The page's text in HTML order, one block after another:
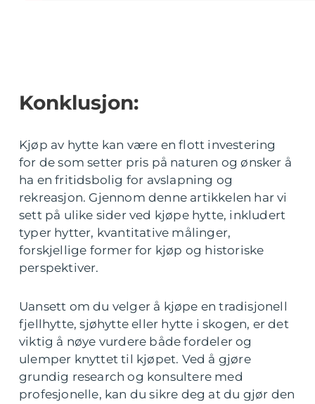
Konklusjon:
Kjøp av hytte kan være en flott investering
for de som setter pris på naturen og ønsker å
ha en fritidsbolig for avslapning og
rekreasjon. Gjennom denne artikkelen har vi
sett på ulike sider ved kjøpe hytte, inkludert
typer hytter, kvantitative målinger,
forskjellige former for kjøp og historiske
perspektiver.
Uansett om du velger å kjøpe en tradisjonell
fjellhytte, sjøhytte eller hytte i skogen, er det
viktig å nøye vurdere både fordeler og
ulemper knyttet til kjøpet. Ved å gjøre
grundig research og konsultere med
profesjonelle, kan du sikre deg at du gjør den